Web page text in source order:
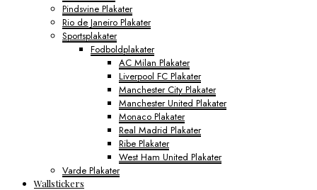
Pindsvine Plakater
Rio de Janeiro Plakater
Sportsplakater
Fodboldplakater
AC Milan Plakater
Liverpool FC Plakater
Manchester City Plakater
Manchester United Plakater
Monaco Plakater
Real Madrid Plakater
Ribe Plakater
West Ham United Plakater
Varde Plakater
Wallstickers